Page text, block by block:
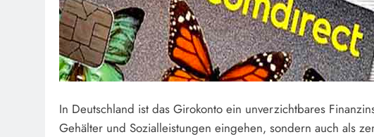
In Deutschland ist das Girokonto ein unverzichtbares
Gehälter und Sozialleistungen eingehen, sondern auch als